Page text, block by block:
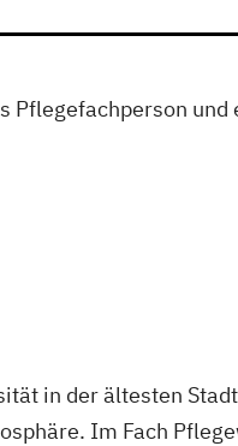
Pflegefachperson
in der ältesten
Im Fach